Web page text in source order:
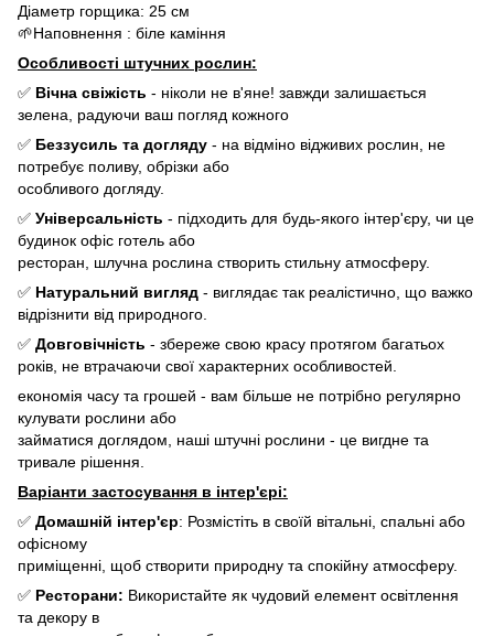
Діаметр горщика: 25 см
🌱Наповнення : біле каміння
Особливості штучних рослин:
✅ Вічна свіжість - ніколи не в'яне! завжди залишається
зелена, радуючи ваш погляд кожного
✅ Беззусиль та догляду - на відміно відживих рослин, не
потребує поливу, обрізки або
особливого догляду.
✅ Універсальність - підходить для будь-якого інтер'єру, чи це
будинок офіс готель або
ресторан, шлучна рослина створить стильну атмосферу.
✅ Натуральний вигляд - виглядає так реалістично, що важко
відрізнити від природного.
✅ Довговічність - збереже свою красу протягом багатьох
років, не втрачаючи свої характерних особливостей.
економія часу та грошей - вам більше не потрібно регулярно
кулувати рослини або
займатися доглядом, наші штучні рослини - це вигдне та
тривале рішення.
Варіанти застосування в інтер'єрі:
✅ Домашній інтер'єр: Розмістіть в своїй вітальні, спальні або
офісному
приміщенні, щоб створити природну та спокійну атмосферу.
✅ Ресторани: Використайте як чудовий елемент освітлення
та декору в